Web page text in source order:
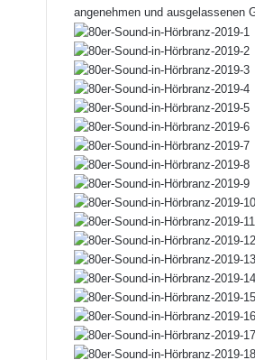
angenehmen und ausgelassenen